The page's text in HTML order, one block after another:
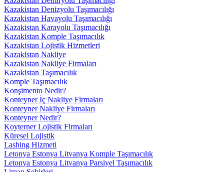
Kazakistan Denizyolu Taşımacılığı
Kazakistan Havayolu Taşımacılığı
Kazakistan Karayolu Taşımacılığı
Kazakistan Komple Taşımacılık
Kazakistan Lojistik Hizmetleri
Kazakistan Nakliye
Kazakistan Nakliye Firmaları
Kazakistan Taşımacılık
Komple Taşımacılık
Konşimento Nedir?
Konteyner İç Nakliye Firmaları
Konteyner Nakliye Firmaları
Konteyner Nedir?
Koyterner Lojistik Firmaları
Küresel Lojistik
Lashing Hizmeti
Letonya Estonya Litvanya Komple Taşımacılık
Letonya Estonya Litvanya Parsiyel Taşımacılık